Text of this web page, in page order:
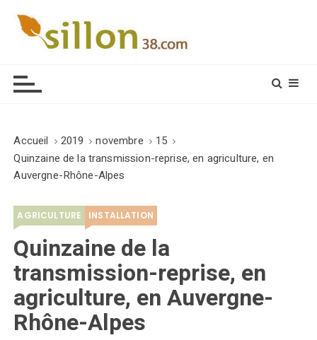
Accueil 2019 novembre
15
Quinzaine de la transmission-reprise, en agriculture, en
Auvergne-Rhône-Alpes
AGRICULTURE INSTALLATION
Quinzaine de la
transmission-reprise, en
agriculture, en Auvergne-
Rhône-Alpes